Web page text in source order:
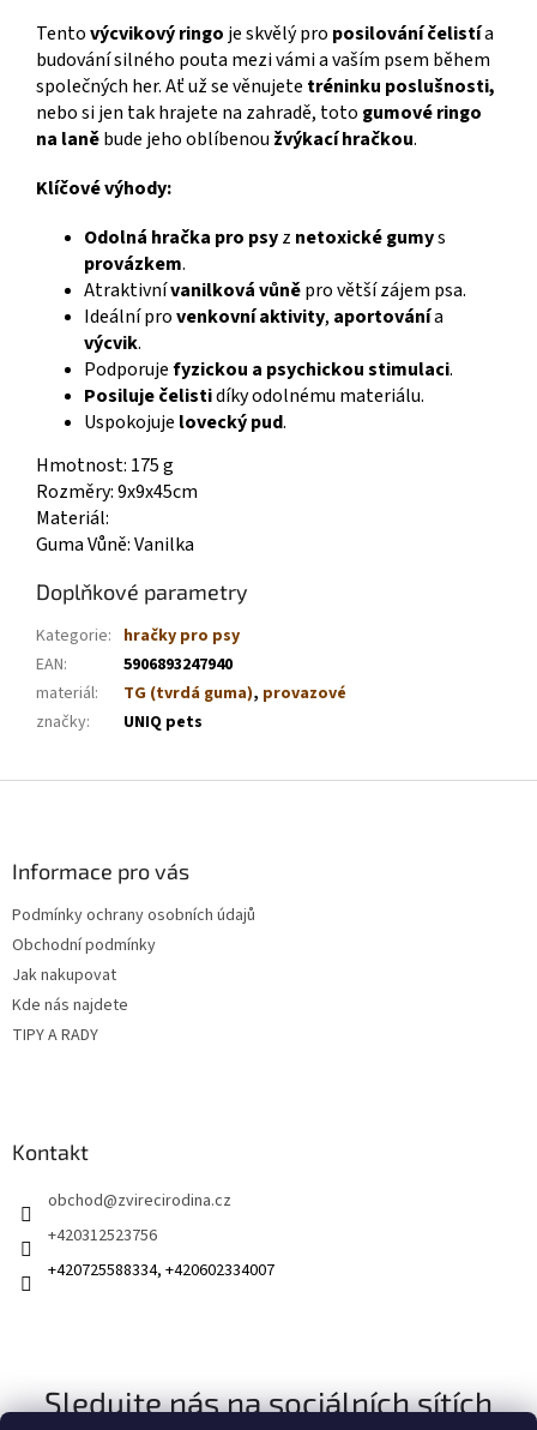
Tentovýcvikový ringo je skvělý pro posilování čelistía
budování silného pouta mezi vámi a vaším psem během
společných her. Ať už se věnujete tréninku poslušnosti,
nebo si jen tak hrajete na zahradě, toto gumové ringo
na laněbude jeho oblíbenou žvýkací hračkou.
Klíčové výhody:
Odolná hračka pro psyz netoxické gumys
provázkem.
Atraktivnívanilková vůněpro větší zájem psa.
Ideální provenkovní aktivity, aportovánía
výcvik.
Podporujefyzickou a psychickou stimulaci.
Posiluje čelistidíky odolnému materiálu.
Uspokojuje lovecký pud.
Hmotnost: 175 g
Rozměry: 9x9x45cm
Materiál:
Guma Vůně: Vanilka
Doplňkové parametry
Kategorie: hračky pro psy
EAN:
5906893247940
materiál: TG (tvrdá guma), provazové
značky: UNIQ pets
Informace pro vás
Podmínky ochrany osobních údajů
Obchodní podmínky
Jak nakupovat
Kde nás najdete
TIPY A RADY
Kontakt
obchod@zvirecirodina.cz
+420312523756
+420725588334, +420602334007
Sledujte nás na sociálních sítích